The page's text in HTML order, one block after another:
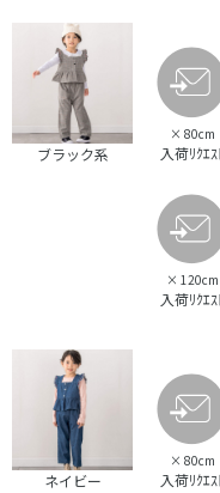
ブラック系
× 80cm
入荷ﾘｸｴｽ
× 120cm
入荷ﾘｸｴｽ
ネイビー
× 80cm
入荷ﾘｸｴｽ